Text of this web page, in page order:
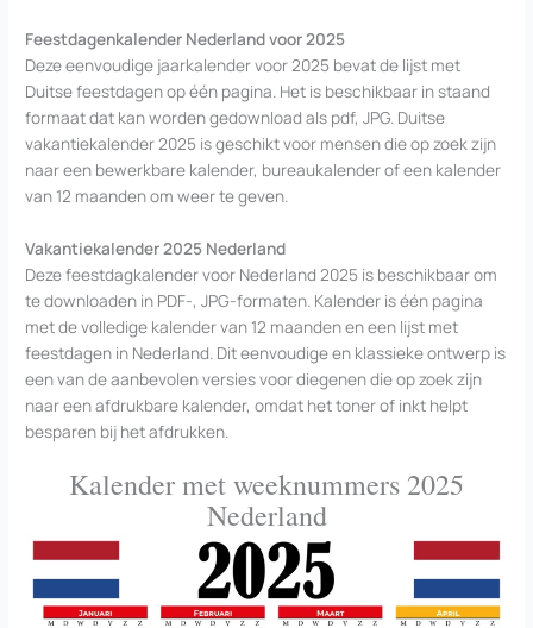
Feestdagenkalender Nederland voor 2025
Deze eenvoudige jaarkalender voor 2025 bevat de lijst met
Duitse feestdagen op één pagina. Het is beschikbaar in staand
formaat dat kan worden gedownload als pdf, JPG. Duitse
vakantiekalender 2025 is geschikt voor mensen die op zoek zijn
naar een bewerkbare kalender, bureaukalender of een kalender
van 12 maanden om weer te geven.
Vakantiekalender 2025 Nederland
Deze feestdagkalender voor Nederland 2025 is beschikbaar om
te downloaden in PDF-, JPG-formaten. Kalender is één pagina
met de volledige kalender van 12 maanden en een lijst met
feestdagen in Nederland. Dit eenvoudige en klassieke ontwerp is
een van de aanbevolen versies voor diegenen die op zoek zijn
naar een afdrukbare kalender, omdat het toner of inkt helpt
besparen bij het afdrukken.
Kalender met weeknummers 2025
Nederland